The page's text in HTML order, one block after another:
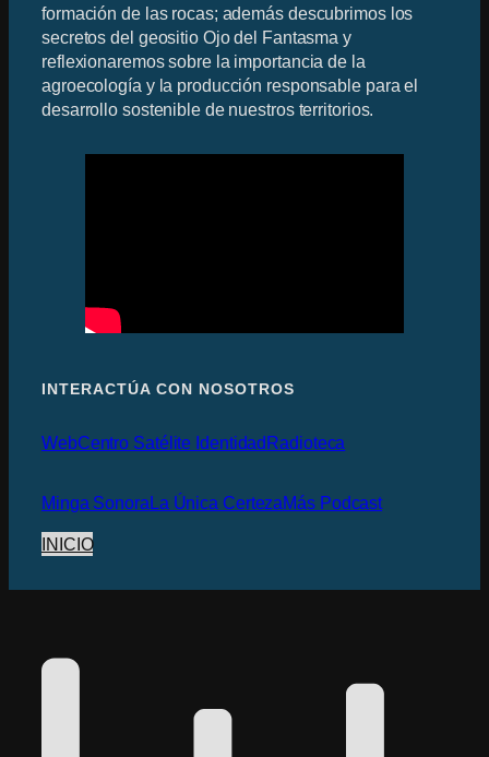
formación de las rocas; además descubrimos los
secretos del geositio Ojo del Fantasma y
reflexionaremos sobre la importancia de la
agroecología y la producción responsable para el
desarrollo sostenible de nuestros territorios.
INTERACTÚA CON NOSOTROS
WebCentro Satélite IdentidadRadioteca
Minga SonoraLa Única CertezaMás Podcast
INICIO